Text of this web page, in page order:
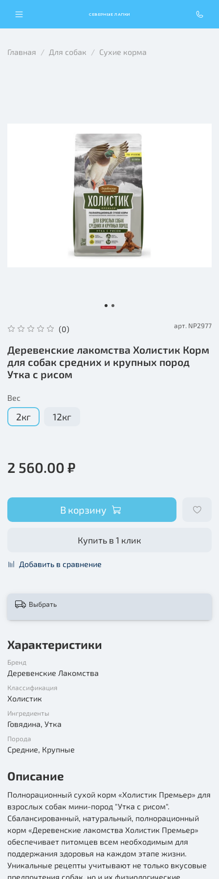
СЕВЕРНЫЕ ЛАПКИ
Главная Для собак Сухие корма
(0) арт. NP2977
Деревенские лакомства Холистик Корм
для собак средних и крупных пород
Утка с рисом
Вес
2кг 12кг
2 560.00 ₽
В корзину
Купить в 1 клик
Добавить в сравнение
Выбрать
Характеристики
Бренд
Деревенские Лакомства
Классификация
Холистик
Ингредиенты
Говядина, Утка
Порода
Средние, Крупные
Описание
Полнорационный сухой корм «Холистик Премьер» для
взрослых собак мини-пород "Утка с рисом".
Сбалансированный, натуральный, полнорационный
корм «Деревенские лакомства Холистик Премьер»
обеспечивает питомцев всем необходимым для
поддержания здоровья на каждом этапе жизни.
Уникальные рецепты учитывают не только вкусовые
предпочтения собак, но и их физиологические